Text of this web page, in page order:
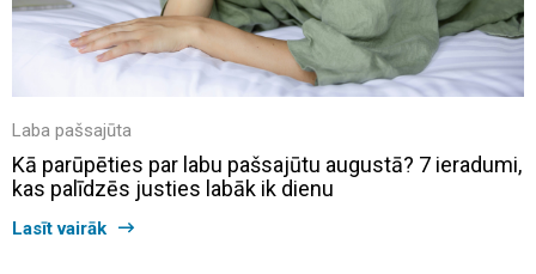
Laba pašsajūta
Kā parūpēties par labu pašsajūtu augustā? 7 ieradumi,
kas palīdzēs justies labāk ik dienu
Lasīt vairāk